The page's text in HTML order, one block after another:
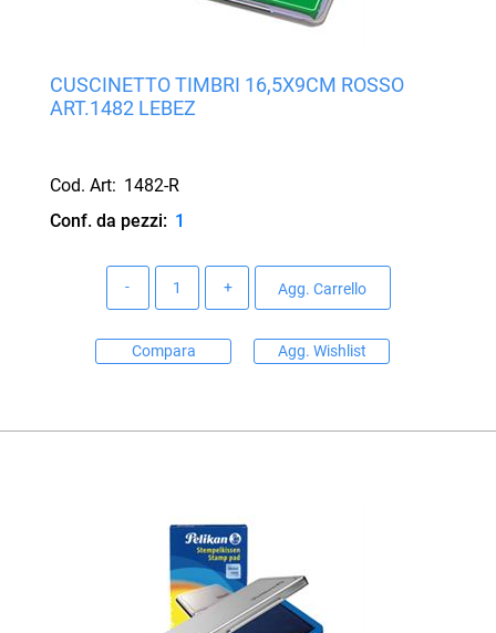
CUSCINETTO TIMBRI 16,5X9CM ROSSO
ART.1482 LEBEZ
Cod. Art: 1482-R
Conf. da pezzi: 1
Agg. Carrello
Compara Agg. Wishlist